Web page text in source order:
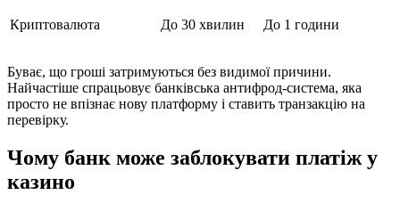
Криптовалюта До 30 хвилин До 1 години
Буває, що гроші затримуються без видимої причини.
Найчастіше спрацьовує банківська антифрод-система, яка
просто не впізнає нову платформу і ставить транзакцію на
перевірку.
Чому банк може заблокувати платіж у
казино